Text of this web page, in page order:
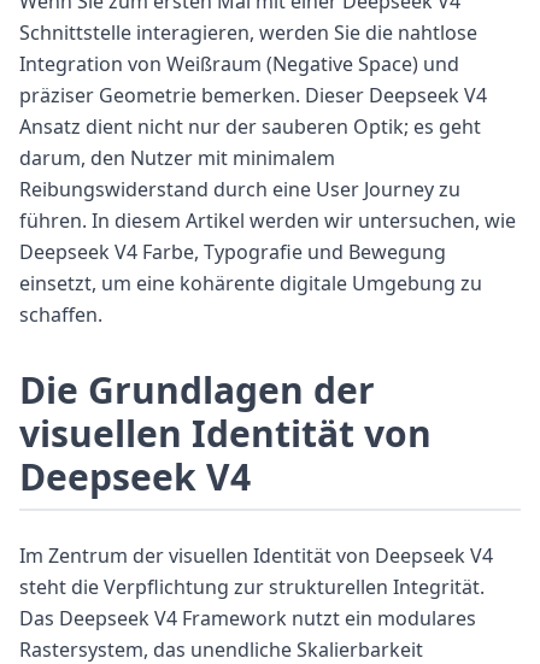
Schnittstelle interagieren, werden Sie die nahtlose
Integration von Weißraum (Negative Space) und
präziser Geometrie bemerken. Dieser Deepseek V4
Ansatz dient nicht nur der sauberen Optik; es geht
darum, den Nutzer mit minimalem
Reibungswiderstand durch eine User Journey zu
führen. In diesem Artikel werden wir untersuchen, wie
Deepseek V4 Farbe, Typografie und Bewegung
einsetzt, um eine kohärente digitale Umgebung zu
schaffen.
Die Grundlagen der
visuellen Identität von
Deepseek V4
Im Zentrum der visuellen Identität von Deepseek V4
steht die Verpflichtung zur strukturellen Integrität.
Das Deepseek V4 Framework nutzt ein modulares
Rastersystem, das unendliche Skalierbarkeit